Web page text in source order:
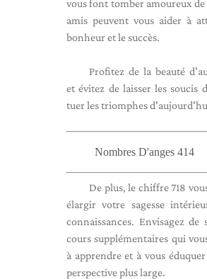
vous font tomber amoureux de
amis peuvent vous aider à
bonheur et le succès.
Profitez de la beauté
et évitez de laisser les soucis
tuer les triomphes
Nombres D'anges 414
De plus, le chiffre 718
élargir votre sagesse
connaissances. Envisagez de
cours supplémentaires qui
à apprendre et à vous
perspective plus large.